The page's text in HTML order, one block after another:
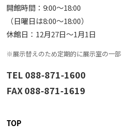
開館時間：9:00〜18:00
（日曜日は8:00〜18:00）
休館日：12月27日〜1月1日
※展示替えのため定期的に展示室の一部
TEL 088-871-1600
FAX 088-871-1619
TOP